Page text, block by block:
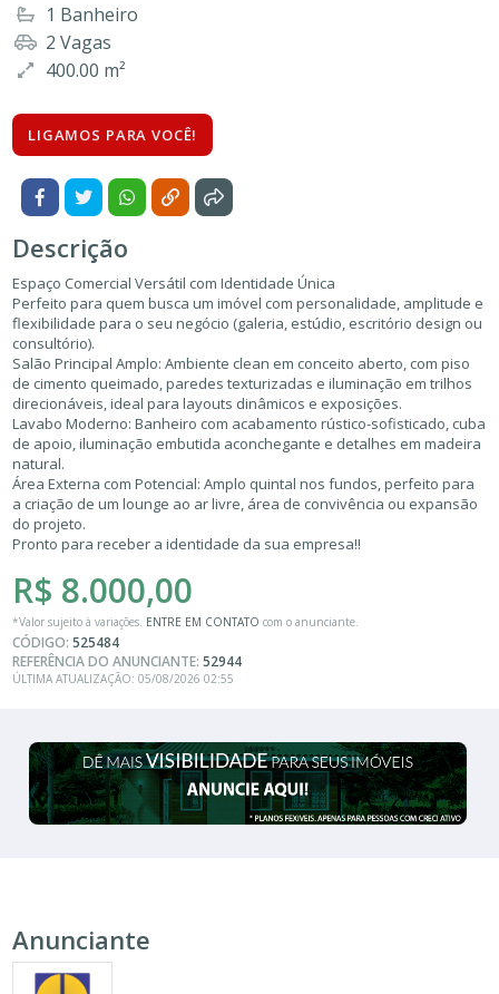
1 Banheiro
2 Vagas
400.00 m²
LIGAMOS PARA VOCÊ!
Descrição
Espaço Comercial Versátil com Identidade Única
Perfeito para quem busca um imóvel com personalidade, amplitude e
flexibilidade para o seu negócio (galeria, estúdio, escritório design ou
consultório).
Salão Principal Amplo: Ambiente clean em conceito aberto, com piso
de cimento queimado, paredes texturizadas e iluminação em trilhos
direcionáveis, ideal para layouts dinâmicos e exposições.
Lavabo Moderno: Banheiro com acabamento rústico-sofisticado, cuba
de apoio, iluminação embutida aconchegante e detalhes em madeira
natural.
Área Externa com Potencial: Amplo quintal nos fundos, perfeito para
a criação de um lounge ao ar livre, área de convivência ou expansão
do projeto.
Pronto para receber a identidade da sua empresa!!
R$ 8.000,00
*Valor sujeito à variações. ENTRE EM CONTATO com o anunciante.
CÓDIGO:525484
REFERÊNCIA DO ANUNCIANTE:52944
ÚLTIMA ATUALIZAÇÃO: 05/08/2026 02:55
Anunciante